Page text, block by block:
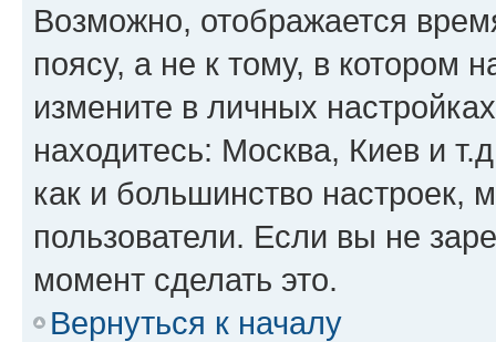
Возможно, отображается
поясу, а не к тому, в котором
измените в личных
находитесь: Москва, Киев и
как и большинство настроек,
пользователи. Если вы не
момент сделать это.
Вернуться к началу